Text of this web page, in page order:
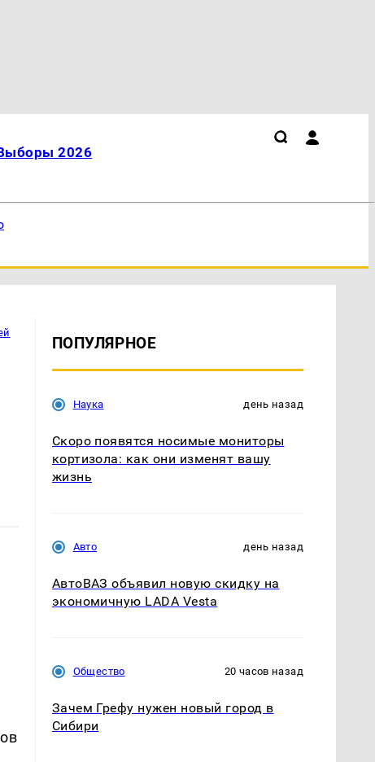
2026
ПОПУЛЯРНОЕ
Наука день назад
Скоро появятся носимые мониторы
кортизола: как они изменят вашу
жизнь
Авто день назад
АвтоВАЗ объявил новую скидку на
экономичную LADA Vesta
Общество 20 часов назад
Зачем Грефу нужен новый город в
Сибири